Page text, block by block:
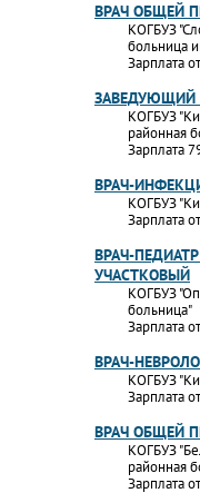
ВРАЧ ОБЩЕЙ
КОГБУЗ
больница
Зарплата
ЗАВЕДУЮЩИЙ
КОГБУЗ
районная
Зарплата
ВРАЧ-
КОГБУЗ
Зарплата
ВРАЧ-
УЧАСТКОВЫЙ
КОГБУЗ
больница"
Зарплата
ВРАЧ-
КОГБУЗ
Зарплата
ВРАЧ ОБЩЕЙ
КОГБУЗ
районная
Зарплата